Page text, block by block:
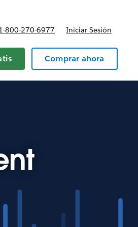
800-270-6977 Iniciar Sesión
Comprar ahora